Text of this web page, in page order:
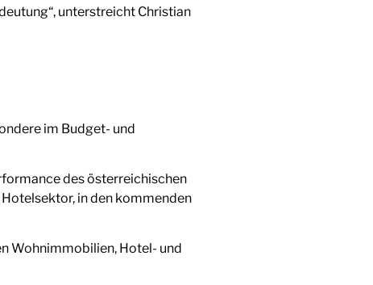
unterstreicht Christian
im Budget- und
des österreichischen
in den kommenden
Wohnimmobilien, Hotel- und